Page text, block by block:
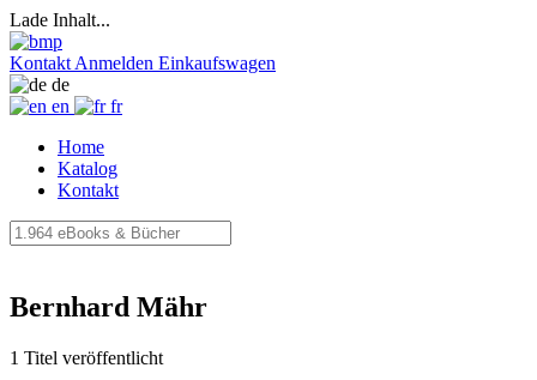
Lade Inhalt...
Kontakt Anmelden Einkaufswagen
de
en
fr
Home
Katalog
Kontakt
Bernhard Mähr
1 Titel veröffentlicht